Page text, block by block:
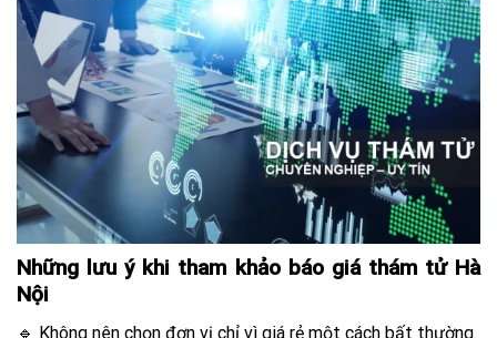
Những lưu ý khi tham khảo báo giá thám tử Hà
Nội
🔹 Không nên chọn đơn vị chỉ vì giá rẻ một cách bất thường.